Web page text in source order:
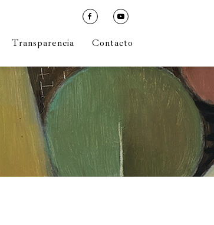
Transparencia Contacto